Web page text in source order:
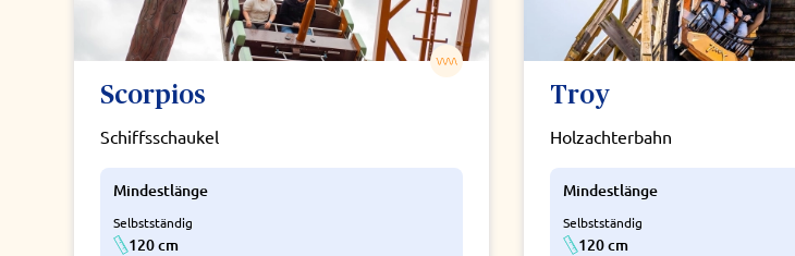
Scorpios
Schiffsschaukel
Mindestlänge
Selbstständig
120 cm
Troy
Holzachterbahn
Mindestlänge
Selbstständig
120 cm